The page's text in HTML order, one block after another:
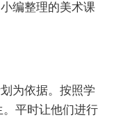
编整理的美术课
为依据。按照学
平时让他们进行